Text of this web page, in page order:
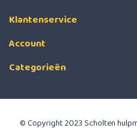
Klantenservice
Account
Categorieën
© Copyright 2023 Scholten